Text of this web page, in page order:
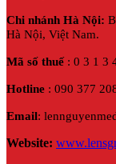
Chi nhánh Hà Nội:
Hà Nội, Việt Nam.
Mã số thuế: 0 3 1 3
Hotline : 090 377
Email:
Website: